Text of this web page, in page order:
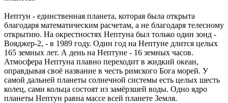
Нептун - единственная планета, которая была открыта
благодаря математическим расчетам, а не благодаря телесному
открытию. На окрестностях Нептуна был только один зонд -
Вояджер-2, - в 1989 году. Один год на Нептуне длится целых
165 земных лет. А день на Нептуне - 16 земных часов.
Атмосфера Нептуна плавно переходит в жидкий океан,
оправдывая своё название в честь римского Бога морей. У
самой дальней планеты солнечной системы есть целых шесть
колец, сами кольца состоят из замёрзшей воды. Одно ядро
планеты Нептун равна массе всей планете Земля.